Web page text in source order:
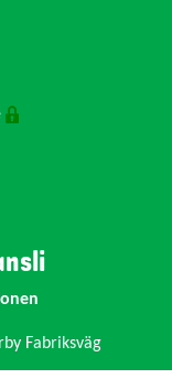
Fabriksväg